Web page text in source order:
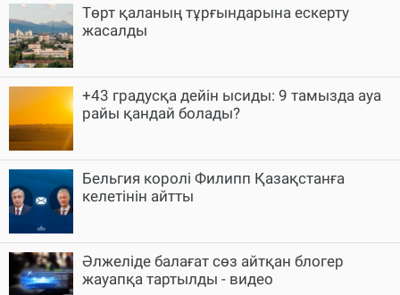
Төрт қаланың тұрғындарына ескерту
жасалды
+43 градусқа дейін ысиды: 9 тамызда ауа
райы қандай болады?
Бельгия королі Филипп Қазақстанға
келетінін айтты
Әлжеліде балағат сөз айтқан блогер
жауапқа тартылды - видео